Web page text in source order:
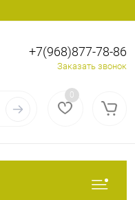
Вход Регистрация
+7(968)877-78-86
Заказать звонок
0